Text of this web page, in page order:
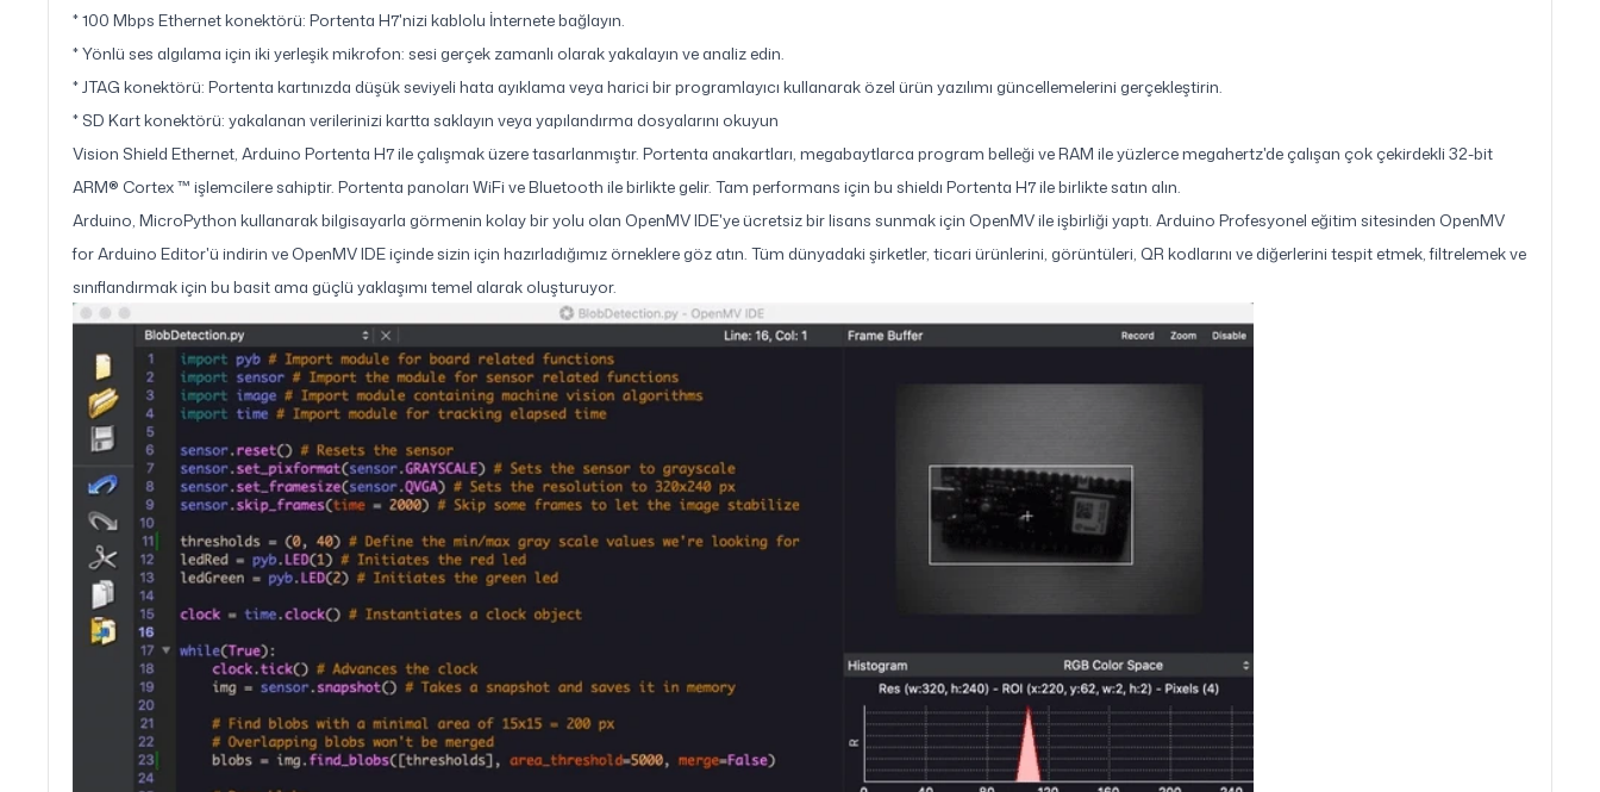
* 100 Mbps Ethernet konektörü: Portenta H7'nizi kablolu İnternete bağlayın.
* Yönlü ses algılama için iki yerleşik mikrofon: sesi gerçek zamanlı olarak yakalayın ve analiz edin.
* JTAG konektörü: Portenta kartınızda düşük seviyeli hata ayıklama veya harici bir programlayıcı kullanarak özel ürün yazılımı güncellemelerini gerçekleştirin.
* SD Kart konektörü: yakalanan verilerinizi kartta saklayın veya yapılandırma dosyalarını okuyun
Vision Shield Ethernet, Arduino Portenta H7 ile çalışmak üzere tasarlanmıştır. Portenta anakartları, megabaytlarca program belleği ve RAM ile yüzlerce megahertz'de çalışan çok çekirdekli 32-bit
ARM® Cortex ™ işlemcilere sahiptir. Portenta panoları WiFi ve Bluetooth ile birlikte gelir. Tam performans için bu shieldı Portenta H7 ile birlikte satın alın.
Arduino, MicroPython kullanarak bilgisayarla görmenin kolay bir yolu olan OpenMV IDE'ye ücretsiz bir lisans sunmak için OpenMV ile işbirliği yaptı. Arduino Profesyonel eğitim sitesinden OpenMV
for Arduino Editor'ü indirin ve OpenMV IDE içinde sizin için hazırladığımız örneklere göz atın. Tüm dünyadaki şirketler, ticari ürünlerini, görüntüleri, QR kodlarını ve diğerlerini tespit etmek, filtrelemek ve
sınıflandırmak için bu basit ama güçlü yaklaşımı temel alarak oluşturuyor.